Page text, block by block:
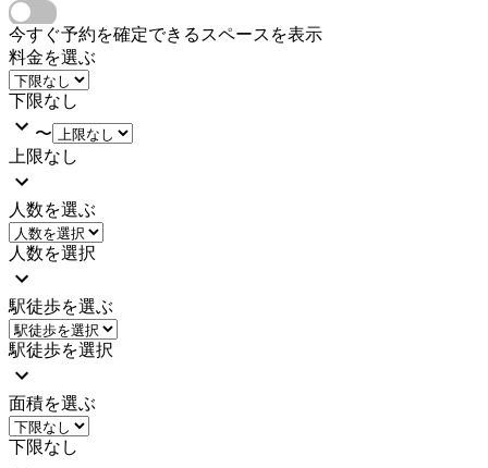
今すぐ予約を確定できるスペースを表示
料金を選ぶ
下限なし
〜
上限なし
人数を選ぶ
人数を選択
駅徒歩を選ぶ
駅徒歩を選択
面積を選ぶ
下限なし